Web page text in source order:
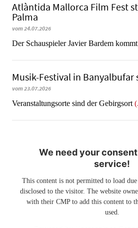
Atlàntida Mallorca Film Fest
Palma
vom 24.07.2026
Der Schauspieler Javier Bardem
Musik-Festival in
vom 23.07.2026
Veranstaltungsorte sind der Gebirgsort
We need your
service!
This content is not permitted to load
disclosed to the visitor. The website
with their CMP to add this content to
used.